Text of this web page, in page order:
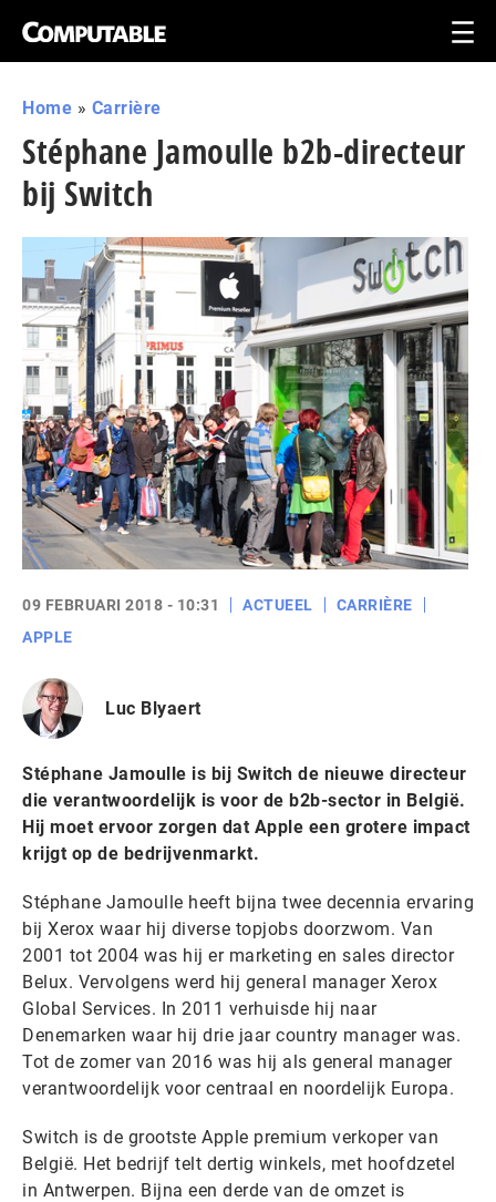
Home » Carrière
Stéphane Jamoulle b2b-directeur
bij Switch
09 FEBRUARI 2018 - 10:31 ACTUEEL
CARRIÈRE
APPLE
Luc Blyaert
Stéphane Jamoulle is bij Switch de nieuwe directeur
die verantwoordelijk is voor de b2b-sector in België.
Hij moet ervoor zorgen dat Apple een grotere impact
krijgt op de bedrijvenmarkt.
Stéphane Jamoulle heeft bijna twee decennia ervaring
bij Xerox waar hij diverse topjobs doorzwom. Van
2001 tot 2004 was hij er marketing en sales director
Belux. Vervolgens werd hij general manager Xerox
Global Services. In 2011 verhuisde hij naar
Denemarken waar hij drie jaar country manager was.
Tot de zomer van 2016 was hij als general manager
verantwoordelijk voor centraal en noordelijk Europa.
Switch is de grootste Apple premium verkoper van
België. Het bedrijf telt dertig winkels, met hoofdzetel
in Antwerpen. Bijna een derde van de omzet is